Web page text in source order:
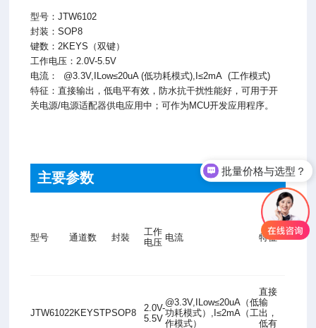
型号：JTW6102
封装：SOP8
键数：2KEYS（双键）
工作电压：2.0V-5.5V
电流： @3.3V,ILow≤20uA (低功耗模式),I≤2mA (工作模式)
特征：直接输出，低电平有效，防水抗干扰性能好，可用于开
关电源/电源适配器供电应用中；可作为MCU开发应用程序。
主要参数
型号 通道数 封裝
工作
电压 电流 特征
JTW61022KEYSTPSOP8
2.0V-
5.5V
@3.3V,ILow≤20uA（低
功耗模式）,I≤2mA（工
作模式）
直接
输
出，
低有
批量价格与选型？